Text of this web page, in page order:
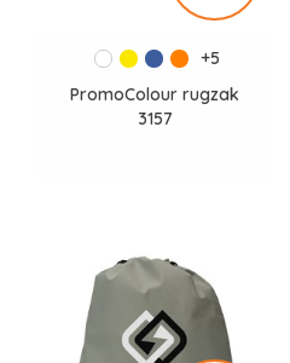
+5
PromoColour rugzak
3157